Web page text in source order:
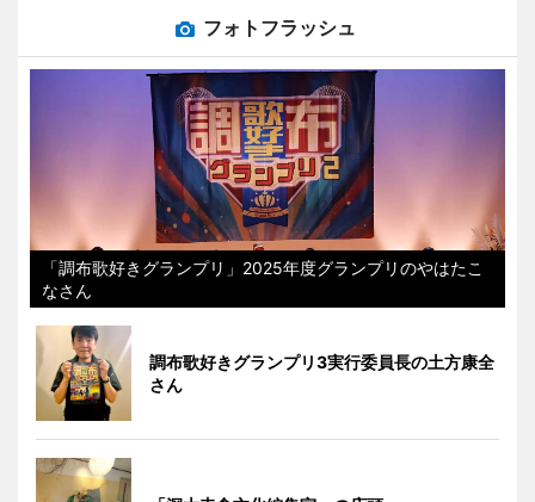
フォトフラッシュ
「調布歌好きグランプリ」2025年度グランプリのやはたこ
なさん
調布歌好きグランプリ3実行委員長の土方康全
さん